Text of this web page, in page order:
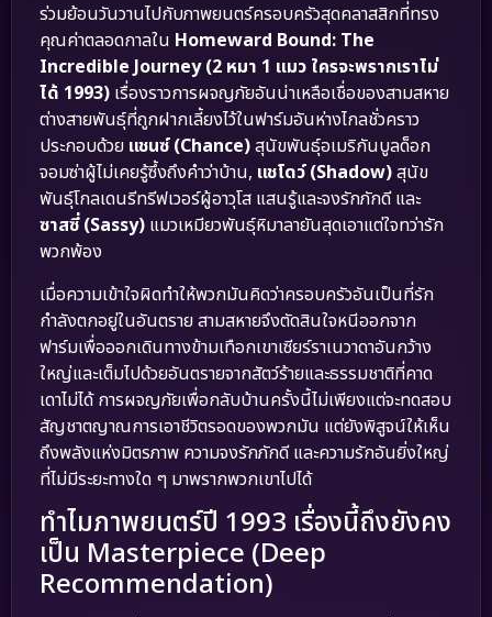
ร่วมย้อนวันวานไปกับภาพยนตร์ครอบครัวสุดคลาสสิกที่ทรง
คุณค่าตลอดกาลใน Homeward Bound: The
Incredible Journey (2 หมา 1 แมว ใครจะพรากเราไม่
ได้ 1993) เรื่องราวการผจญภัยอันน่าเหลือเชื่อของสามสหาย
ต่างสายพันธุ์ที่ถูกฝากเลี้ยงไว้ในฟาร์มอันห่างไกลชั่วคราว
ประกอบด้วย แชนซ์ (Chance)สุนัขพันธุ์อเมริกันบูลด็อก
จอมซ่าผู้ไม่เคยรู้ซึ้งถึงคำว่าบ้าน, แชโดว์ (Shadow)สุนัข
พันธุ์โกลเดนรีทรีฟเวอร์ผู้อาวุโส แสนรู้และจงรักภักดี และ
ซาสซี่ (Sassy) แมวเหมียวพันธุ์หิมาลายันสุดเอาแต่ใจทว่ารัก
พวกพ้อง
เมื่อความเข้าใจผิดทำให้พวกมันคิดว่าครอบครัวอันเป็นที่รัก
กำลังตกอยู่ในอันตราย สามสหายจึงตัดสินใจหนีออกจาก
ฟาร์มเพื่อออกเดินทางข้ามเทือกเขาเซียร์ราเนวาดาอันกว้าง
ใหญ่และเต็มไปด้วยอันตรายจากสัตว์ร้ายและธรรมชาติที่คาด
เดาไม่ได้ การผจญภัยเพื่อกลับบ้านครั้งนี้ไม่เพียงแต่จะทดสอบ
สัญชาตญาณการเอาชีวิตรอดของพวกมัน แต่ยังพิสูจน์ให้เห็น
ถึงพลังแห่งมิตรภาพ ความจงรักภักดี และความรักอันยิ่งใหญ่
ที่ไม่มีระยะทางใด ๆ มาพรากพวกเขาไปได้
ทำไมภาพยนตร์ปี 1993 เรื่องนี้ถึงยังคง
เป็น Masterpiece (Deep
Recommendation)